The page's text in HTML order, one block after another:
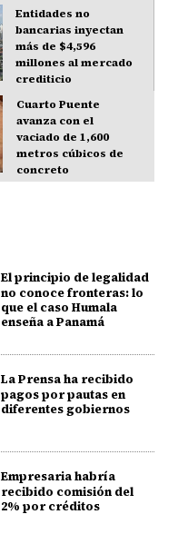
Entidades no
bancarias inyectan
más de $4,596
millones al mercado
crediticio
Cuarto Puente
avanza con el
vaciado de 1,600
metros cúbicos de
concreto
El principio de legalidad
no conoce fronteras: lo
que el caso Humala
enseña a Panamá
La Prensa ha recibido
pagos por pautas en
diferentes gobiernos
Empresaria habría
recibido comisión del
2% por créditos